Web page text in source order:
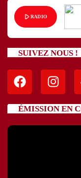
play_arrowRADIO
SUIVEZ NOUS !
ÉMISSION EN